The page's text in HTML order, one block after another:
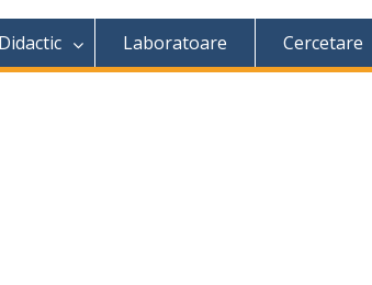
Didactic Laboratoare Cercetare